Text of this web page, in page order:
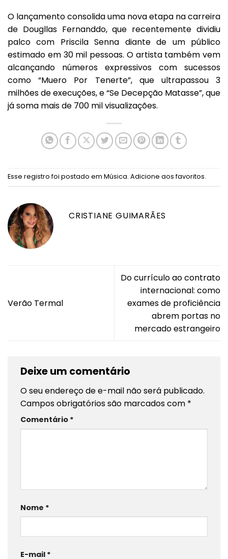
O lançamento consolida uma nova etapa na carreira
de Dougllas Fernanddo, que recentemente dividiu
palco com Priscila Senna diante de um público
estimado em 30 mil pessoas. O artista também vem
alcançando números expressivos com sucessos
como “Muero Por Tenerte”, que ultrapassou 3
milhões de execuções, e “Se Decepção Matasse”, que
já soma mais de 700 mil visualizações.
Esse registro foi postado em Música. Adicione aos favoritos.
CRISTIANE GUIMARÃES
Verão Termal
Do currículo ao contrato
internacional: como
exames de proficiência
abrem portas no
mercado estrangeiro
Deixe um comentário
O seu endereço de e-mail não será publicado.
Campos obrigatórios são marcados com *
Comentário *
Nome *
E-mail *